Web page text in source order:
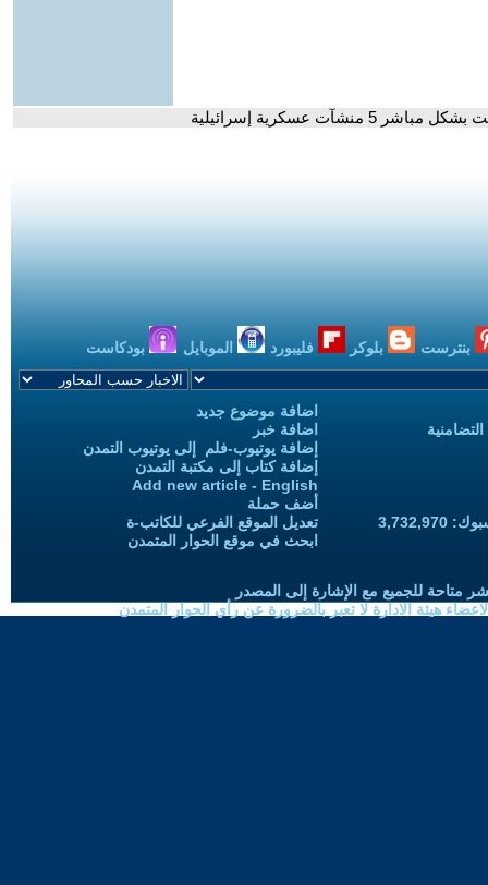
عسكرية إسرائيلية
بنترست بلوكر فليبورد الموبايل بودكاست
اضافة موضوع جديد
اضافة خبر
إضافة يوتيوب-فلم إلى يوتيوب التمدن
إضافة كتاب إلى مكتبة التمدن
Add new article - English
أضف حملة
تعديل الموقع الفرعي للكاتب-ة
ابحث في موقع الحوار المتمدن
متاحة للجميع مع الإشارة إلى المصدر
هيئة الادارة لا تعبر بالضرورة عن رأي الحوار المتمدن